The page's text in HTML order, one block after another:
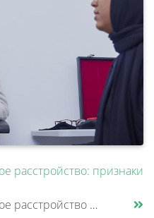
расстройство: признаки
Генерализованное тревожное расстройство — это состояние, при котором человек испытывает постоянное внутреннее напряжение......